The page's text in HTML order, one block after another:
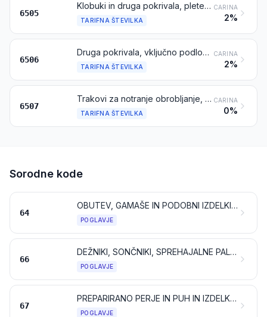
6505
Klobuki in druga pokrivala, pleteni ali kvačkani ali izdelani iz čipke, klobučevine ali drugih tekstilnih metražnih materialov (razen iz trakov), vključno s podloženimi ali okrašenimi; mrežice za lase iz kakršnega koli materiala, vključno podložene ali okrašene
TARIFNA ŠTEVILKA
CARINA
2%
6506
Druga pokrivala, vključno podložena ali okrašena
TARIFNA ŠTEVILKA
CARINA
2%
6507
Trakovi za notranje obrobljanje, podloge, prevleke, osnove in ogrodja, ščitki za oči in podbradni jermeni, za pokrivala
TARIFNA ŠTEVILKA
CARINA
0%
Sorodne kode
64
OBUTEV, GAMAŠE IN PODOBNI IZDELKI; DELI TEH IZDELKOV
POGLAVJE
66
DEŽNIKI, SONČNIKI, SPREHAJALNE PALICE, PALICE-STOLČKI, BIČI, KOROBAČI IN NJIHOVI DELI
POGLAVJE
67
PREPARIRANO PERJE IN PUH IN IZDELKI IZ PERJA ALI PUHA; UMETNO CVETJE; IZDELKI IZ ČLOVEŠKIH LAS
POGLAVJE